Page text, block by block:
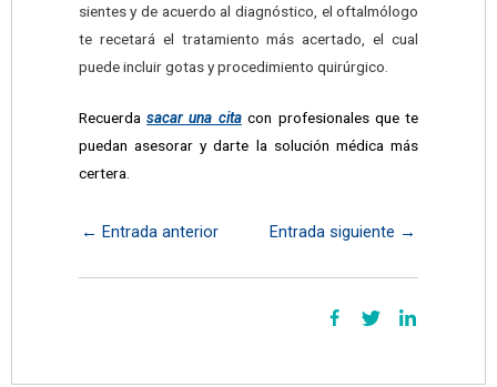
sientes y de acuerdo al diagnóstico, el oftalmólogo
te recetará el tratamiento más acertado, el cual
puede incluir gotas y procedimiento quirúrgico.
Recuerdasacar una citacon profesionales que te
puedan asesorar y darte la solución médica más
certera.
← Entrada anterior Entrada siguiente →